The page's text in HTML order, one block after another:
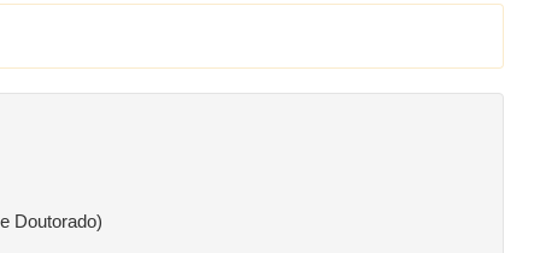
Doutorado)